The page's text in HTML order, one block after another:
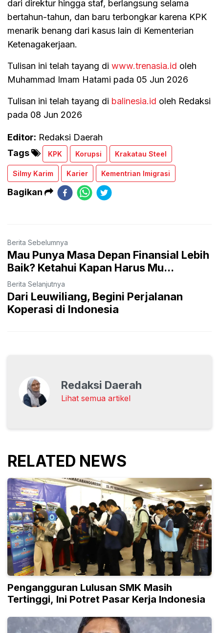
dari direktur hingga staf, berlangsung selama
bertahun-tahun, dan baru terbongkar karena KPK
menarik benang dari kasus lain di Kementerian
Ketenagakerjaan.
Tulisan ini telah tayang di www.trenasia.id oleh
Muhammad Imam Hatami pada 05 Jun 2026
Tulisan ini telah tayang di balinesia.id oleh Redaksi
pada 08 Jun 2026
Editor: Redaksi Daerah
Tags
KPK Korupsi Krakatau Steel
Silmy Karim Karier Kementrian Imigrasi
Bagikan
Berita Sebelumnya
Mau Punya Masa Depan Finansial Lebih
Baik? Ketahui Kapan Harus Mu...
Berita Selanjutnya
Dari Leuwiliang, Begini Perjalanan
Koperasi di Indonesia
Redaksi Daerah
Lihat semua artikel
RELATED NEWS
Pengangguran Lulusan SMK Masih
Tertinggi, Ini Potret Pasar Kerja Indonesia